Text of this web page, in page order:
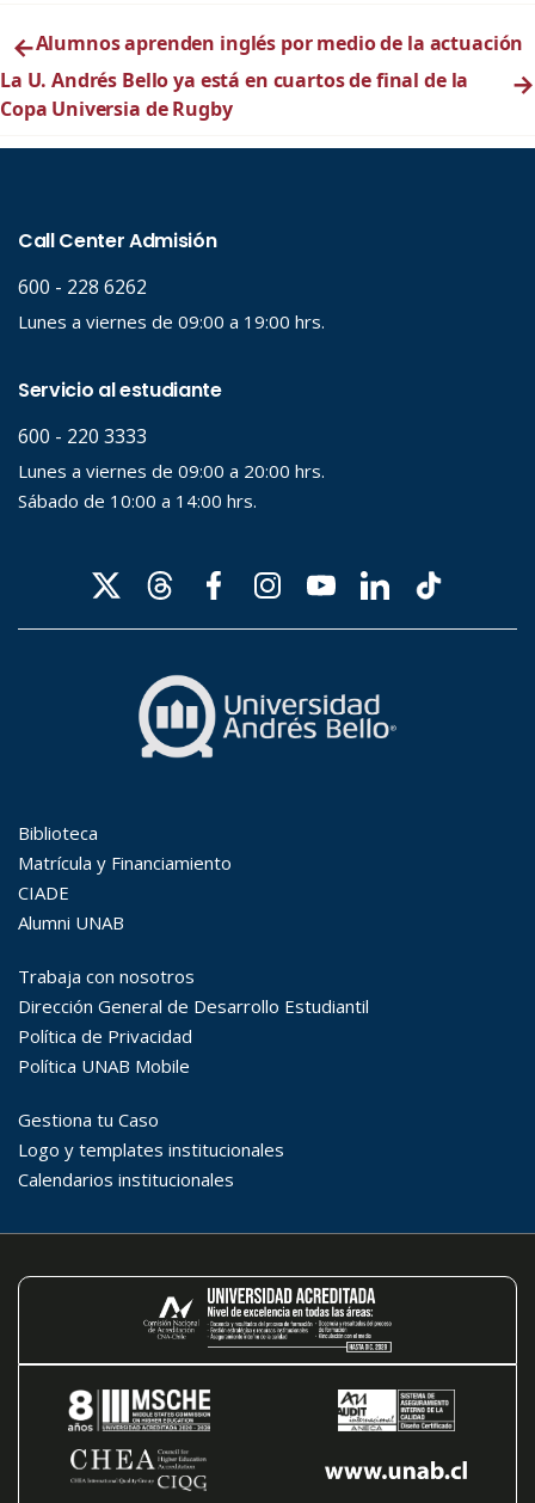
←Alumnos aprenden inglés por medio de la actuación
La U. Andrés Bello ya está en cuartos de final de la
Copa Universia de Rugby
→